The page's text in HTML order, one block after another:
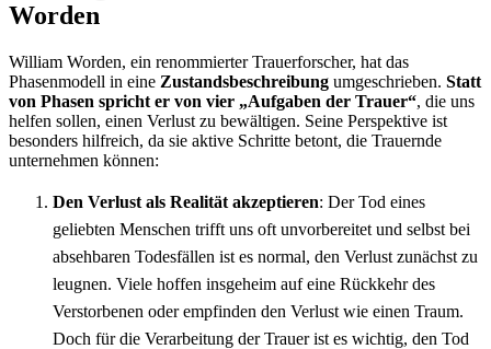
Worden
William Worden, ein renommierter Trauerforscher, hat das
Phasenmodell in eine Zustandsbeschreibung umgeschrieben. Statt
von Phasen spricht er von vier „Aufgaben der Trauer“, die uns
helfen sollen, einen Verlust zu bewältigen. Seine Perspektive ist
besonders hilfreich, da sie aktive Schritte betont, die Trauernde
unternehmen können:
Den Verlust als Realität akzeptieren: Der Tod eines
geliebten Menschen trifft uns oft unvorbereitet und selbst bei
absehbaren Todesfällen ist es normal, den Verlust zunächst zu
leugnen. Viele hoffen insgeheim auf eine Rückkehr des
Verstorbenen oder empfinden den Verlust wie einen Traum.
Doch für die Verarbeitung der Trauer ist es wichtig, den Tod